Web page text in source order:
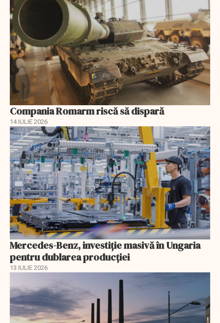
Compania Romarm riscă să dispară
14 IULIE 2026
Mercedes-Benz, investiție masivă în Ungaria
pentru dublarea producției
13 IULIE 2026